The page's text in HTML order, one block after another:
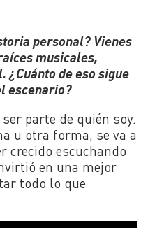
personal? Vienes
musicales,
¿Cuánto de eso sigue
escenario?
parte de quién soy.
u otra forma, se va a
crecido escuchando
en una mejor
todo lo que